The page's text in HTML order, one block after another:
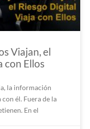
Viajan, el
con Ellos
la información
él. Fuera de la
En el